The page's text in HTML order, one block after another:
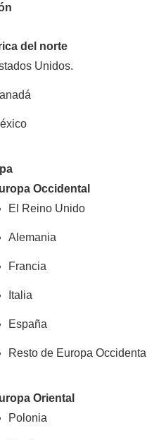
del norte
Unidos.
Occidental
El Reino Unido
Alemania
Francia
Italia
España
Resto de Europa Occidental
Oriental
Polonia